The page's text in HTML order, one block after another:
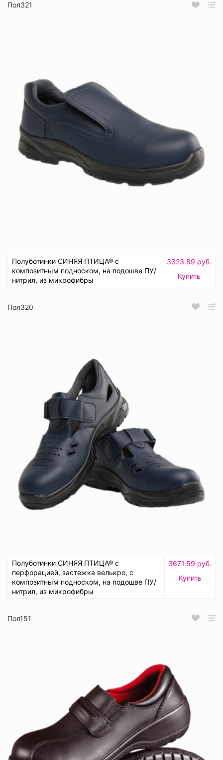
Пол321
Полуботинки СИНЯЯ ПТИЦА® с
композитным подноском, на подошве ПУ/
нитрил, из микрофибры
3323.89 руб.
Купить
Пол320
Полуботинки СИНЯЯ ПТИЦА® с
перфорацией, застежка велькро, с
композитным подноском, на подошве ПУ/
нитрил, из микрофибры
3671.59 руб.
Купить
Пол151